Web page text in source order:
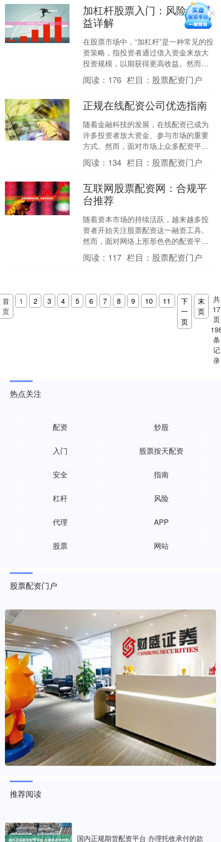
加杠杆股票入门：风险与收
益详解
在股票市场中，“加杠杆”是一种常见的投
资策略，指投资者通过借入资金来放大
投资规模，以期获得更高收益。然而，
杠杆是一把“双刃剑”，既能放大收益，也
会放大亏损。对于....
阅读： 176 栏目： 股票配资门户
正规在线配资公司优选指南
随着金融科技的发展，在线配资已成为
许多投资者放大资金、参与市场的重要
方式。然而，面对市场上众多配资平
台，如何筛选出正规、安全、合规的在
线配资公司，成为投资者必须....
阅读： 134 栏目： 股票配资门户
互联网股票配资网：合规平
台推荐
随着资本市场的持续活跃，越来越多投
资者开始关注股票配资这一融资工具。
然而，面对网络上形形色色的配资平
台，如何甄别合规、安全的服务商，成
为投资者首先需要解决的问题....
阅读： 117 栏目： 股票配资门户
首
页
1 2 3 4 5 6 7 8 9 10 11
下
一
页
末
页
共
17
页
条
记
录
热点关注
配资 炒股
入门 股票按天配资
安全 指南
杠杆 风险
代理 APP
股票 网站
股票配资门户
推荐阅读
国内正规期货配资平台 办理托收承付的款